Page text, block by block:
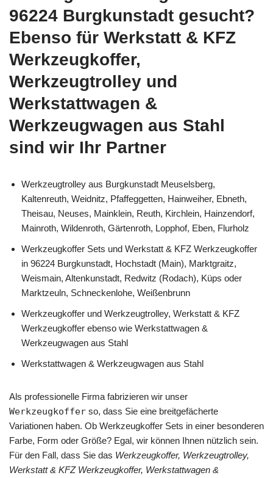
96224 Burgkunstadt gesucht?
Ebenso für Werkstatt & KFZ
Werkzeugkoffer,
Werkzeugtrolley und
Werkstattwagen &
Werkzeugwagen aus Stahl
sind wir Ihr Partner
Werkzeugtrolley aus Burgkunstadt Meuselsberg,
Kaltenreuth, Weidnitz, Pfaffeggetten, Hainweiher, Ebneth,
Theisau, Neuses, Mainklein, Reuth, Kirchlein, Hainzendorf,
Mainroth, Wildenroth, Gärtenroth, Lopphof, Eben, Flurholz
Werkzeugkoffer Sets und Werkstatt & KFZ Werkzeugkoffer
in 96224 Burgkunstadt, Hochstadt (Main), Marktgraitz,
Weismain, Altenkunstadt, Redwitz (Rodach), Küps oder
Marktzeuln, Schneckenlohe, Weißenbrunn
Werkzeugkoffer und Werkzeugtrolley, Werkstatt & KFZ
Werkzeugkoffer ebenso wie Werkstattwagen &
Werkzeugwagen aus Stahl
Werkstattwagen & Werkzeugwagen aus Stahl
Als professionelle Firma fabrizieren wir unser
Werkzeugkoffer so, dass Sie eine breitgefächerte
Variationen haben. Ob Werkzeugkoffer Sets in einer besonderen
Farbe, Form oder Größe? Egal, wir können Ihnen nützlich sein.
Für den Fall, dass Sie das Werkzeugkoffer, Werkzeugtrolley,
Werkstatt & KFZ Werkzeugkoffer, Werkstattwagen &